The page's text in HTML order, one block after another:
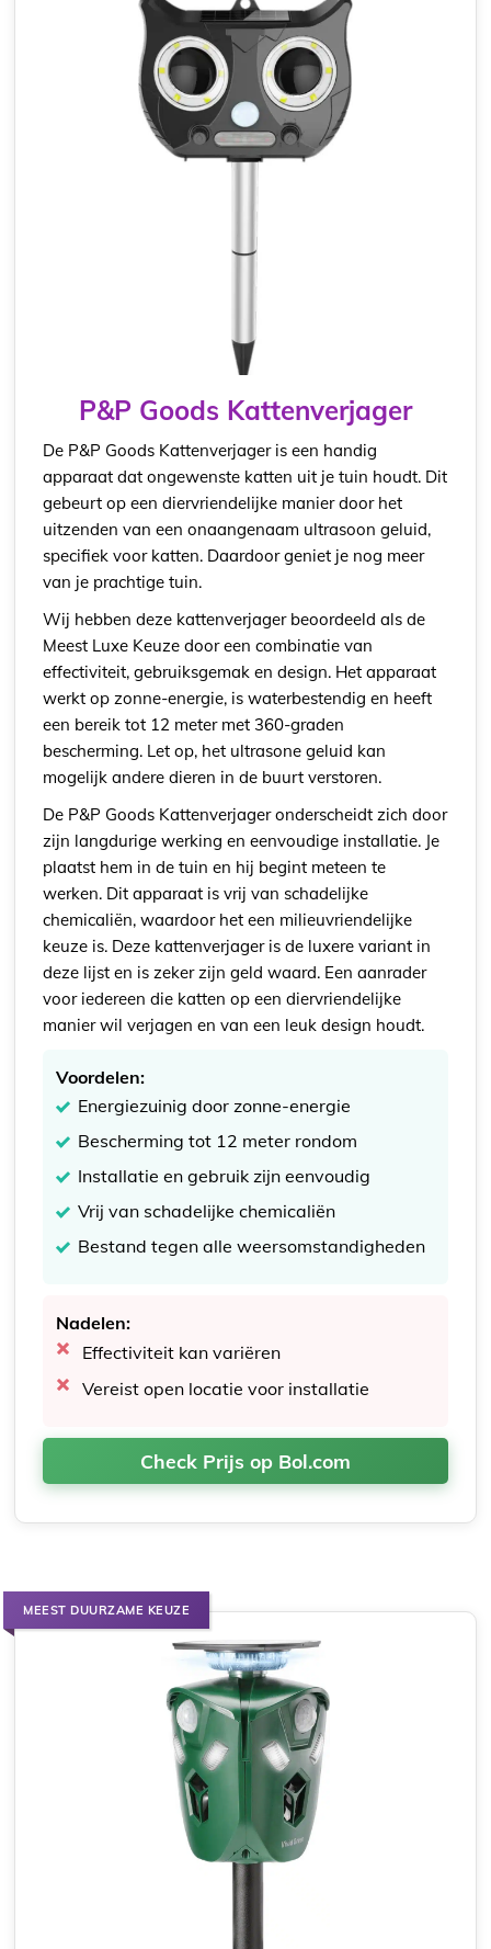
P&P Goods Kattenverjager
De P&P Goods Kattenverjager is een handig
apparaat dat ongewenste katten uit je tuin houdt. Dit
gebeurt op een diervriendelijke manier door het
uitzenden van een onaangenaam ultrasoon geluid,
specifiek voor katten. Daardoor geniet je nog meer
van je prachtige tuin.
Wij hebben deze kattenverjager beoordeeld als de
Meest Luxe Keuze door een combinatie van
effectiviteit, gebruiksgemak en design. Het apparaat
werkt op zonne-energie, is waterbestendig en heeft
een bereik tot 12 meter met 360-graden
bescherming. Let op, het ultrasone geluid kan
mogelijk andere dieren in de buurt verstoren.
De P&P Goods Kattenverjager onderscheidt zich door
zijn langdurige werking en eenvoudige installatie. Je
plaatst hem in de tuin en hij begint meteen te
werken. Dit apparaat is vrij van schadelijke
chemicaliën, waardoor het een milieuvriendelijke
keuze is. Deze kattenverjager is de luxere variant in
deze lijst en is zeker zijn geld waard. Een aanrader
voor iedereen die katten op een diervriendelijke
manier wil verjagen en van een leuk design houdt.
Voordelen:
Energiezuinig door zonne-energie
Bescherming tot 12 meter rondom
Installatie en gebruik zijn eenvoudig
Vrij van schadelijke chemicaliën
Bestand tegen alle weersomstandigheden
Nadelen:
Effectiviteit kan variëren
Vereist open locatie voor installatie
Check Prijs op Bol.com
MEEST DUURZAME KEUZE